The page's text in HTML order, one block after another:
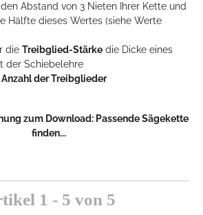
den Abstand von 3 Nieten Ihrer Kette und
Hälfte dieses Wertes (siehe Werte
die Treibglied-Stärke die Dicke eines
der Schiebelehre
Anzahl der Treibglieder
zum Download: Passende Sägekette
finden...
1 - 5 von 5